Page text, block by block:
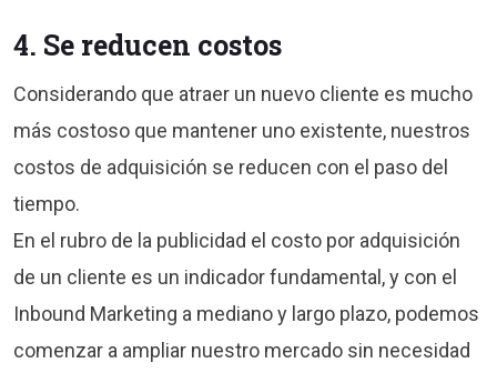
4. Se reducen costos
Considerando que atraer un nuevo cliente es mucho
más costoso que mantener uno existente, nuestros
costos de adquisición se reducen con el paso del
tiempo.
En el rubro de la publicidad el costo por adquisición
de un cliente es un indicador fundamental, y con el
Inbound Marketing a mediano y largo plazo, podemos
comenzar a ampliar nuestro mercado sin necesidad